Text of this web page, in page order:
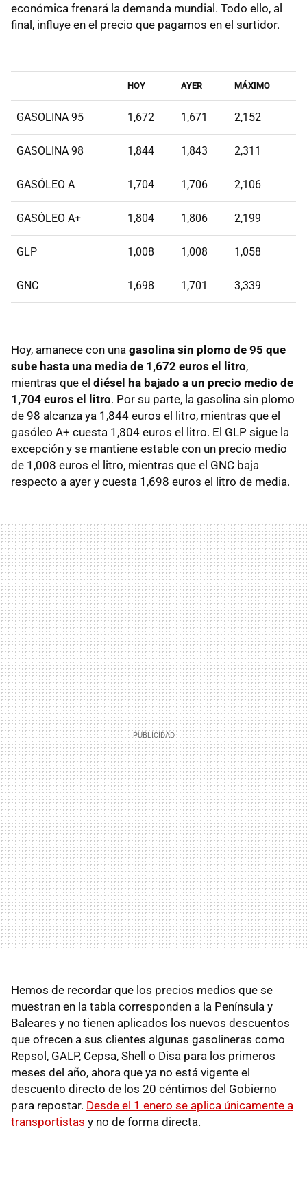
económica frenará la demanda mundial. Todo ello, al
final, influye en el precio que pagamos en el surtidor.
HOY AYER MÁXIMO
GASOLINA 95 1,672 1,671 2,152
GASOLINA 98 1,844 1,843 2,311
GASÓLEO A 1,704 1,706 2,106
GASÓLEO A+ 1,804 1,806 2,199
GLP 1,008 1,008 1,058
GNC 1,698 1,701 3,339
Hoy, amanece con una gasolina sin plomo de 95 que
sube hasta una media de 1,672 euros el litro,
mientras que el diésel ha bajado a un precio medio de
1,704 euros el litro. Por su parte, la gasolina sin plomo
de 98 alcanza ya 1,844 euros el litro, mientras que el
gasóleo A+ cuesta 1,804 euros el litro. El GLP sigue la
excepción y se mantiene estable con un precio medio
de 1,008 euros el litro, mientras que el GNC baja
respecto a ayer y cuesta 1,698 euros el litro de media.
Hemos de recordar que los precios medios que se
muestran en la tabla corresponden a la Península y
Baleares y no tienen aplicados los nuevos descuentos
que ofrecen a sus clientes algunas gasolineras como
Repsol, GALP, Cepsa, Shell o Disa para los primeros
meses del año, ahora que ya no está vigente el
descuento directo de los 20 céntimos del Gobierno
para repostar. Desde el 1 enero se aplica únicamente a
transportistas y no de forma directa.